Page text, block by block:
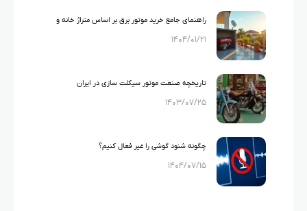
راهنمای جامع خرید موتور برق بر اساس متراژ خانه و
لوازم خانگی
۱۴۰۴/۰۱/۲۱
تاریخچه صنعت موتور سیکلت سازی در ایران
۱۴۰۳/۰۷/۲۵
چگونه شنود گوشی را غیر فعال کنیم؟
۱۴۰۴/۰۷/۱۵